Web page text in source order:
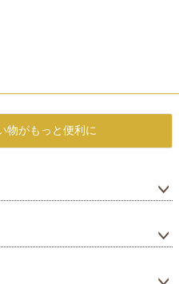
物がもっと便利に